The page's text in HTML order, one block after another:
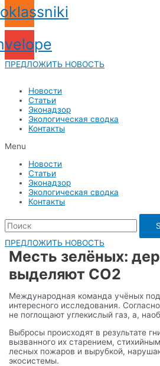
ПРЕДЛОЖИТЬ НОВОСТЬ
Новости
Статьи
Эконадзор
Экологическая сводка
Контакты
Menu
Новости
Статьи
Эконадзор
Экологическая сводка
Контакты
ПРЕДЛОЖИТЬ НОВОСТЬ
Месть зелёных:
выделяют CO2
Международная команда учёных
интересного исследования.
не поглощают углекислый газ, а,
Выбросы происходят в результате
вызванного их старением,
лесных пожаров и вырубкой,
экосистемы.